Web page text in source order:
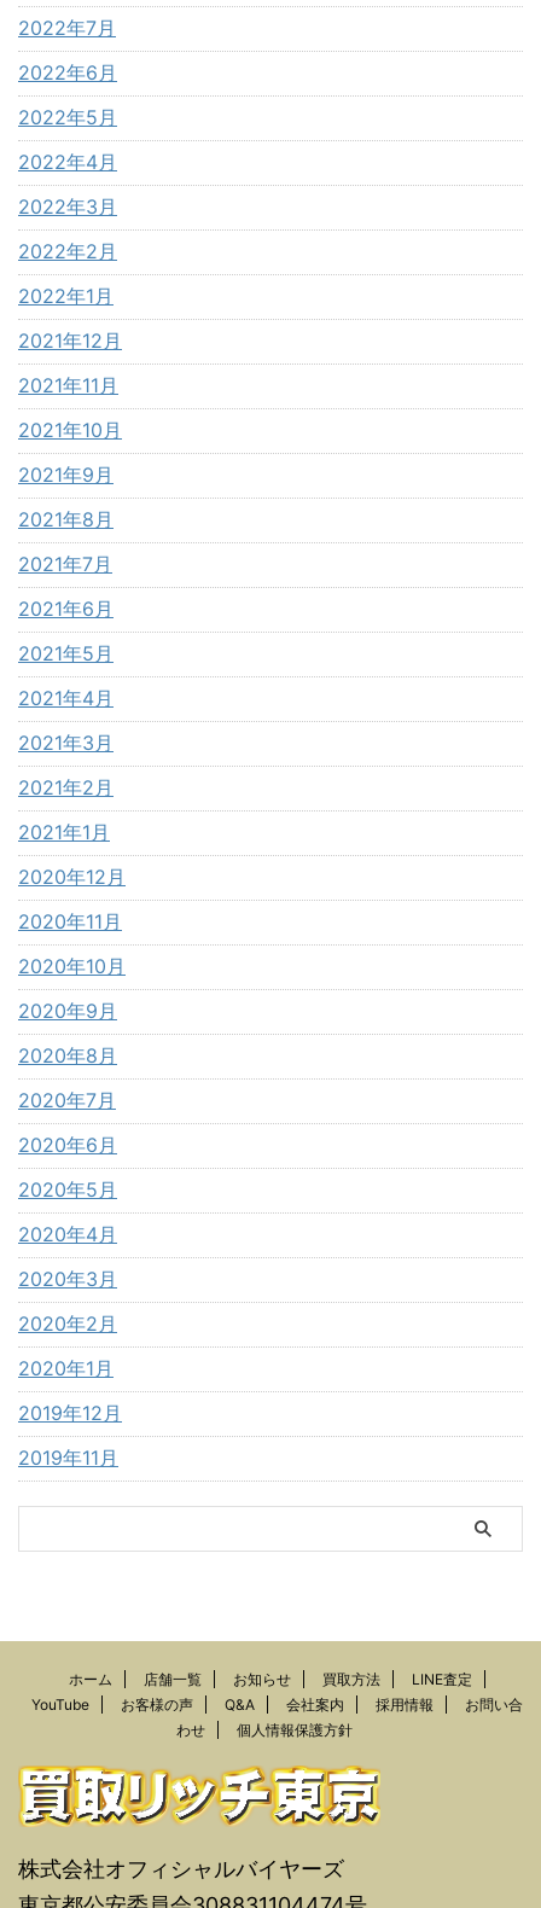
2022年7月
2022年6月
2022年5月
2022年4月
2022年3月
2022年2月
2022年1月
2021年12月
2021年11月
2021年10月
2021年9月
2021年8月
2021年7月
2021年6月
2021年5月
2021年4月
2021年3月
2021年2月
2021年1月
2020年12月
2020年11月
2020年10月
2020年9月
2020年8月
2020年7月
2020年6月
2020年5月
2020年4月
2020年3月
2020年2月
2020年1月
2019年12月
2019年11月
ホーム 店舗一覧 お知らせ 買取方法
LINE査定
YouTube
お客様の声 Q&A 会社案内 採用情報
お問い合
わせ
個人情報保護方針
株式会社オフィシャルバイヤーズ